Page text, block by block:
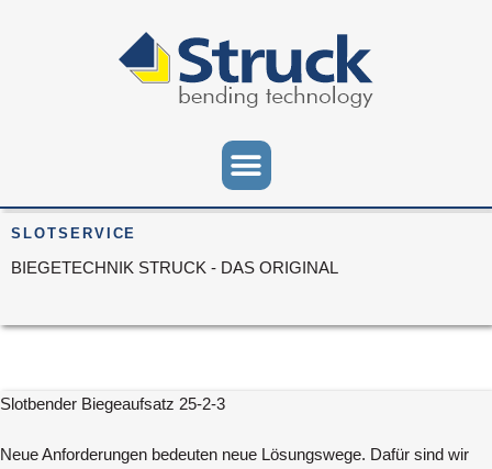
SLOTSERVICE
BIEGETECHNIK STRUCK - DAS ORIGINAL
Slotbender Biegeaufsatz 25-2-3
Neue Anforderungen bedeuten neue Lösungswege. Dafür sind wir